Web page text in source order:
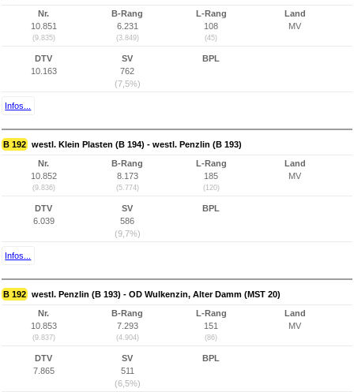
Nr.
10.851
(9.835)
B-Rang
6.231
(3.849)
L-Rang
108
(45)
Land
MV
DTV
10.163
SV
762
(7,5%)
BPL
Infos...
B 192 westl. Klein Plasten (B 194) - westl. Penzlin (B 193)
Nr.
10.852
(9.836)
B-Rang
8.173
(5.774)
L-Rang
185
(120)
Land
MV
DTV
6.039
SV
586
(9,7%)
BPL
Infos...
B 192 westl. Penzlin (B 193) - OD Wulkenzin, Alter Damm (MST 20)
Nr.
10.853
(9.837)
B-Rang
7.293
(4.904)
L-Rang
151
(86)
Land
MV
DTV
7.865
SV
511
(6,5%)
BPL